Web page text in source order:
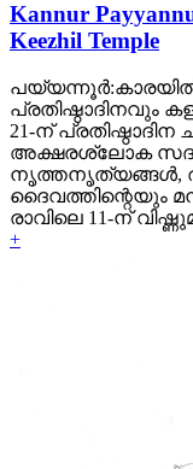
Kannur
Keezhil Temple
പയ്യന്നൂര്‍:കാരയില്‍
പ്രതിഷ്ഠാദിനവും
21-ന്
അക്ഷരശ്ലോക
നൃത്തനൃത്യങ്ങള്‍,
ദൈവത്തിന്റെയും
രാവിലെ 11-ന്
+